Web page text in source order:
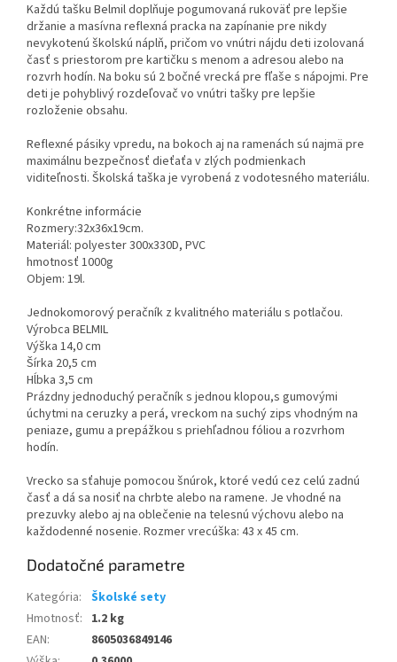
Každú tašku Belmil doplňuje pogumovaná rukoväť pre lepšie
držanie a masívna reflexná pracka na zapínanie pre nikdy
nevykotenú školskú náplň, pričom vo vnútri nájdu deti izolovaná
časť s priestorom pre kartičku s menom a adresou alebo na
rozvrh hodín. Na boku sú 2 bočné vrecká pre fľaše s nápojmi. Pre
deti je pohyblivý rozdeľovač vo vnútri tašky pre lepšie
rozloženie obsahu.
Reflexné pásiky vpredu, na bokoch aj na ramenách sú najmä pre
maximálnu bezpečnosť dieťaťa v zlých podmienkach
viditeľnosti. Školská taška je vyrobená z vodotesného materiálu.
Konkrétne informácie
Rozmery:32x36x19cm.
Materiál: polyester 300x330D, PVC
hmotnosť 1000g
Objem: 19l.
Jednokomorový peračník z kvalitného materiálu s potlačou.
Výrobca BELMIL
Výška 14,0 cm
Šírka 20,5 cm
Hĺbka 3,5 cm
Prázdny jednoduchý peračník s jednou klopou,s gumovými
úchytmi na ceruzky a perá, vreckom na suchý zips vhodným na
peniaze, gumu a prepážkou s priehľadnou fóliou a rozvrhom
hodín.
Vrecko sa sťahuje pomocou šnúrok, ktoré vedú cez celú zadnú
časť a dá sa nosiť na chrbte alebo na ramene. Je vhodné na
prezuvky alebo aj na oblečenie na telesnú výchovu alebo na
každodenné nosenie. Rozmer vrecúška: 43 x 45 cm.
Dodatočné parametre
Kategória: Školské sety
Hmotnosť: 1.2 kg
EAN:
8605036849146